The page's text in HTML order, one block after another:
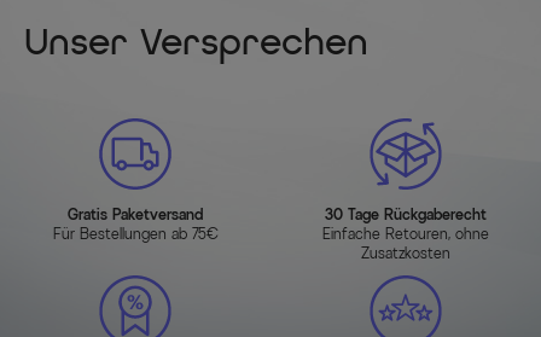
Unser Versprechen
Gratis Paketversand
Für Bestellungen ab 75€
30 Tage Rückgaberecht
Einfache Retouren, ohne
Zusatzkosten